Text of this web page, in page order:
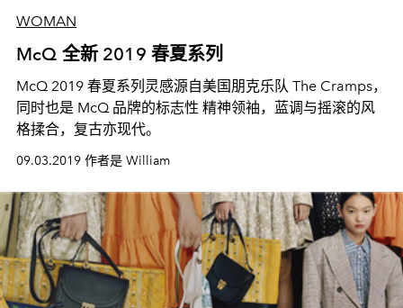
WOMAN
McQ 全新 2019 春夏系列
McQ 2019 春夏系列灵感源自美国朋克乐队 The Cramps，
同时也是 McQ 品牌的标志性 精神领袖，蓝调与摇滚的风
格揉合，复古亦现代。
09.03.2019 作者是 William